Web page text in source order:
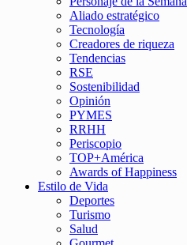
Aliado estratégico
Tecnología
Creadores de riqueza
Tendencias
RSE
Sostenibilidad
Opinión
PYMES
RRHH
Periscopio
TOP+América
Awards of Happiness
Estilo de Vida
Deportes
Turismo
Salud